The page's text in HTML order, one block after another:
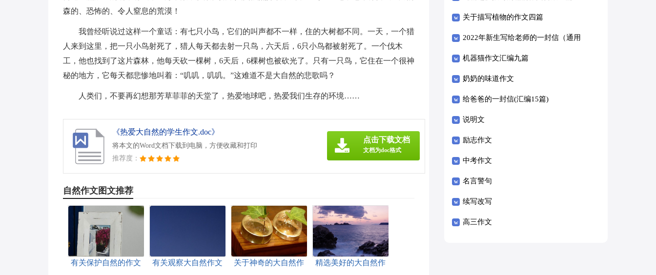
森的、恐怖的、令人窒息的荒漠！
我曾经听说过这样一个童话：有七只小鸟，它们的叫声都不一样，住的大树都不同。一天，一个猎
人来到这里，把一只小鸟射死了，猎人每天都去射一只鸟，六天后，6只小鸟都被射死了。一个伐木
工，他也找到了这片森林，他每天砍一棵树，6天后，6棵树也被砍光了。只有一只鸟，它住在一个很神
秘的地方，它每天都悲惨地叫着：“叽叽，叽叽。”这难道不是大自然的悲歌吗？
人类们，不要再幻想那芳草菲菲的天堂了，热爱地球吧，热爱我们生存的环境……
《热爱大自然的学生作文.doc》
将本文的Word文档下载到电脑，方便收藏和打印
推荐度：
点击下载文档
文档为doc格式
自然作文图文推荐
有关保护自然的作文
有关观察大自然作文
关于神奇的大自然作
精选美好的大自然作
关于描写植物的作文四篇
2022年新生写给老师的一封信（通用
8篇）
机器猫作文汇编九篇
奶奶的味道作文
给爸爸的一封信(汇编15篇)
说明文
励志作文
中考作文
名言警句
续写改写
高三作文